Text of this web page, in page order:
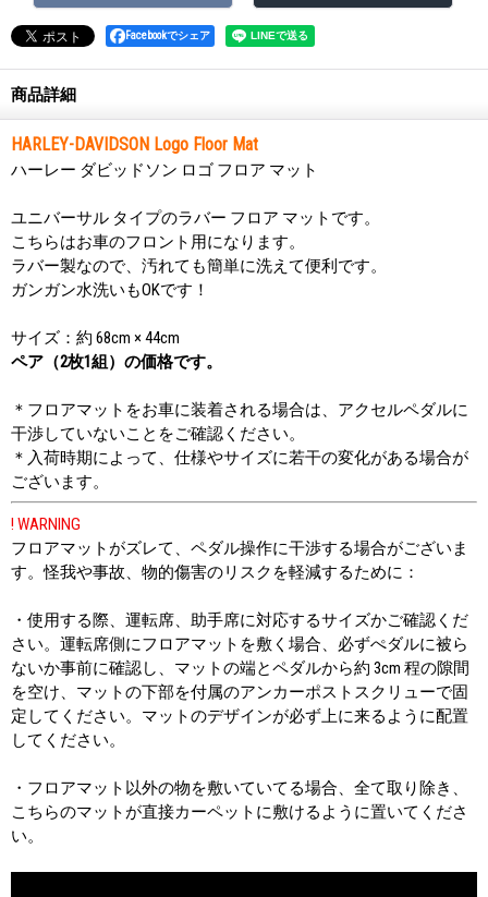
Facebookでシェア
商品詳細
HARLEY-DAVIDSON Logo Floor Mat
ハーレー ダビッドソン ロゴ フロア マット
ユニバーサル タイプのラバー フロア マットです。
こちらはお車のフロント用になります。
ラバー製なので、汚れても簡単に洗えて便利です。
ガンガン水洗いもOKです！
サイズ：約 68cm × 44cm
ペア（2枚1組）の価格です。
＊フロアマットをお車に装着される場合は、アクセルペダルに
干渉していないことをご確認ください。
＊入荷時期によって、仕様やサイズに若干の変化がある場合が
ございます。
! WARNING
フロアマットがズレて、ペダル操作に干渉する場合がございま
す。怪我や事故、物的傷害のリスクを軽減するために：
・使用する際、運転席、助手席に対応するサイズかご確認くだ
さい。運転席側にフロアマットを敷く場合、必ずぺダルに被ら
ないか事前に確認し、マットの端とペダルから約 3cm 程の隙間
を空け、マットの下部を付属のアンカーポストスクリューで固
定してください。マットのデザインが必ず上に来るように配置
してください。
・フロアマット以外の物を敷いていてる場合、全て取り除き、
こちらのマットが直接カーペットに敷けるように置いてくださ
い。